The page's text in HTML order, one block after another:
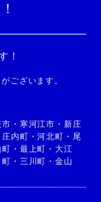
！
ございます。
市 ・ 寒河江市 ・ 新庄
庄内町 ・河北町 ・ 尾
町 ・ 最上町 ・ 大江
町 ・ 三川町 ・ 金山